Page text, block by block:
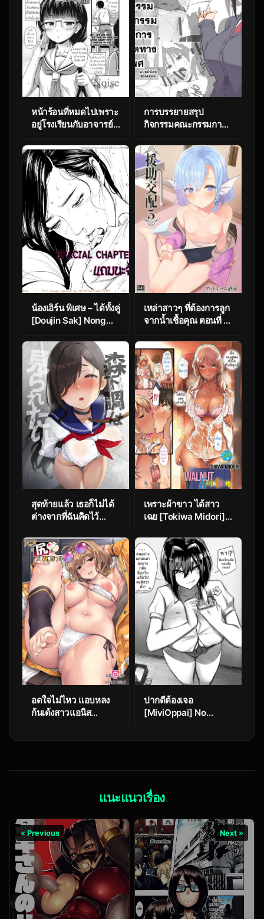
หน้าร้อนที่หมดไปเพราะ
อยู่โรงเรียนกับอาจารย์
Natsuyasumi Nikki
Middle Schooler’s
Summer Vacation
Diary
การบรรยายสรุป
กิจกรรมคณะกรรมการ
kan (p no Ji)]
Seishori Iin no
Katsudou
Setsumeikai
น้องเอิร์น พิเศษ – ได้ทั้งคู่
[Doujin Sak] Nong
Chapter 2
เหล่าสาวๆ ที่ต้องการลูก
จากน้ำเชื้อคุณ ตอนที่ 7
(Takunomi)] Enjo
Kouhai
สุดท้ายแล้ว เธอก็ไม่ได้
ต่างจากที่ฉันคิดไว้
(Osomatsu)]
Morishita Shirabe wa
Miraretai
เพราะผ้าขาว ได้สาว
เฉย [Tokiwa Midori]
Walnut Emotion
(COMIC ExE 27)
อดใจไม่ไหว แอบหลง
ก้นเด้งสาวแอนิส
ปากดีต้องเจอ
[MiviOppai] No
แนะแนวเรื่อง
« Previous Next »